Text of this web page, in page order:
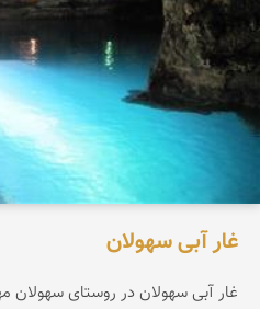
غار آبی سهولان
غار آبی سهولان در روستای سهولان